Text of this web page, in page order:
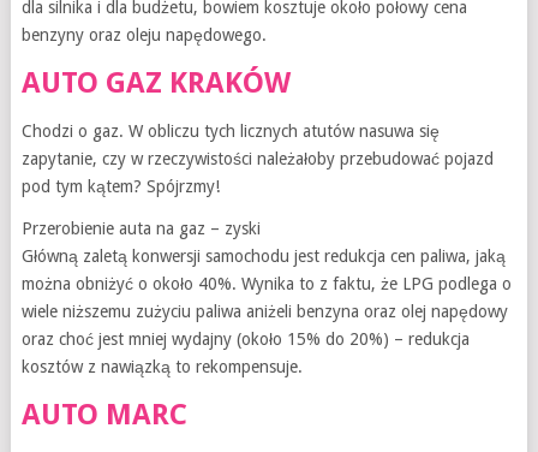
dla silnika i dla budżetu, bowiem kosztuje około połowy cena
benzyny oraz oleju napędowego.
AUTO GAZ KRAKÓW
Chodzi o gaz. W obliczu tych licznych atutów nasuwa się
zapytanie, czy w rzeczywistości należałoby przebudować pojazd
pod tym kątem? Spójrzmy!
Przerobienie auta na gaz – zyski
Główną zaletą konwersji samochodu jest redukcja cen paliwa, jaką
można obniżyć o około 40%. Wynika to z faktu, że LPG podlega o
wiele niższemu zużyciu paliwa aniżeli benzyna oraz olej napędowy
oraz choć jest mniej wydajny (około 15% do 20%) – redukcja
kosztów z nawiązką to rekompensuje.
AUTO MARC